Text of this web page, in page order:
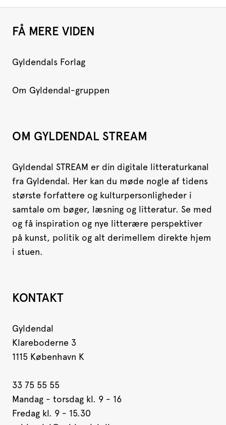
FÅ MERE VIDEN
Gyldendals Forlag
Om Gyldendal-gruppen
OM GYLDENDAL STREAM
Gyldendal STREAM er din digitale litteraturkanal
fra Gyldendal. Her kan du møde nogle af tidens
største forfattere og kulturpersonligheder i
samtale om bøger, læsning og litteratur. Se med
og få inspiration og nye litterære perspektiver
på kunst, politik og alt derimellem direkte hjem
i stuen.
KONTAKT
Gyldendal
Klareboderne 3
1115 København K
33 75 55 55
Mandag - torsdag kl. 9 - 16
Fredag kl. 9 - 15.30